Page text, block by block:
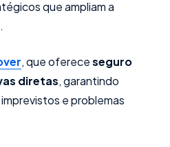
que ampliam a
, que ofereceseguro
diretas, garantindo
e problemas